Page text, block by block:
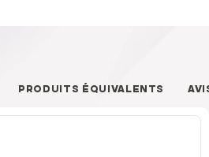
PRODUITS ÉQUIVALENTS